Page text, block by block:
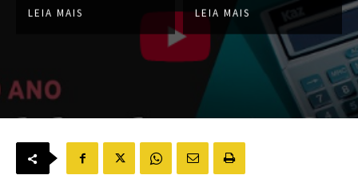
LEIA MAIS LEIA MAIS